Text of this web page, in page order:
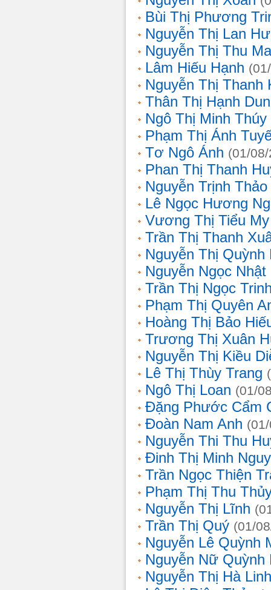
Bùi Thị Phương
Nguyễn Thị Lan
Nguyễn Thị Thu
Lâm Hiếu Hạnh
Nguyễn Thị Thanh
Thân Thị Hạnh
Ngô Thị Minh Thúy
Phạm Thị Ánh
Tơ Ngô Ánh (01/
Phan Thị Thanh
Nguyễn Trịnh
Lê Ngọc Hương
Vương Thị Tiểu My
Trần Thị Thanh
Nguyễn Thị Quỳnh
Nguyễn Ngọc Nhật
Trần Thị Ngọc
Phạm Thị Quyên
Hoàng Thị Bảo
Trương Thị Xuân
Nguyễn Thị Kiều
Lê Thị Thùy Trang
Ngô Thị Loan (01/
Đặng Phước Cẩm
Đoàn Nam Anh
Nguyễn Thi Thu
Đinh Thị Minh
Trần Ngọc Thiện
Phạm Thị Thu
Nguyễn Thị Lĩnh
Trần Thị Quý (01/
Nguyễn Lê Quỳnh
Nguyễn Nữ
Nguyễn Thị Hà Linh